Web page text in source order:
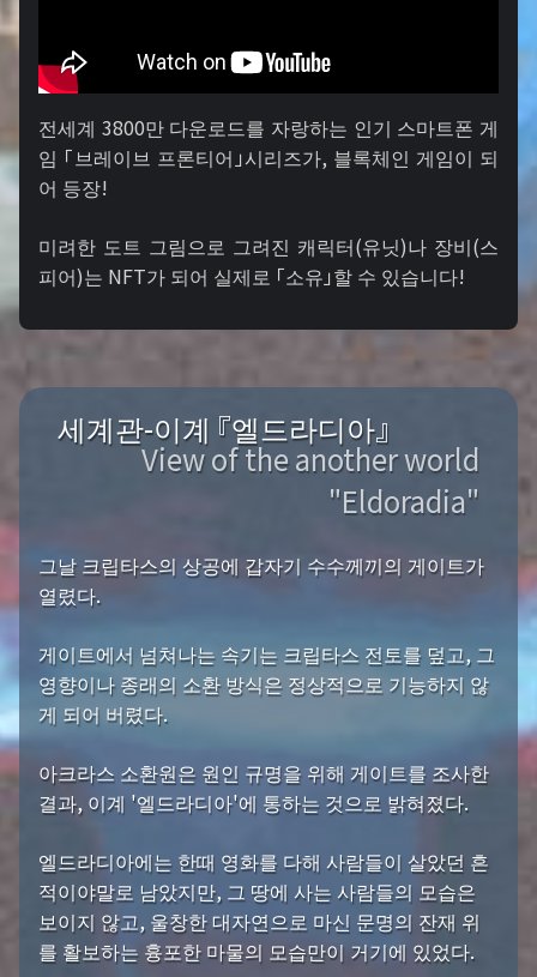
전세계 3800만 다운로드를 자랑하는 인기 스마트폰 게
임 「브레이브 프론티어」시리즈가, 블록체인 게임이 되
어 등장!
미려한 도트 그림으로 그려진 캐릭터(유닛)나 장비(스
피어)는 NFT가 되어 실제로 「소유」할 수 있습니다!
세계관-이계 『엘드라디아』
View of the another world
"Eldoradia"
그날 크립타스의 상공에 갑자기 수수께끼의 게이트가
열렸다.
게이트에서 넘쳐나는 속기는 크립타스 전토를 덮고, 그
영향이나 종래의 소환 방식은 정상적으로 기능하지 않
게 되어 버렸다.
아크라스 소환원은 원인 규명을 위해 게이트를 조사한
결과, 이계 '엘드라디아'에 통하는 것으로 밝혀졌다.
엘드라디아에는 한때 영화를 다해 사람들이 살았던 흔
적이야말로 남았지만, 그 땅에 사는 사람들의 모습은
보이지 않고, 울창한 대자연으로 마신 문명의 잔재 위
를 활보하는 흉포한 마물의 모습만이 거기에 있었다.